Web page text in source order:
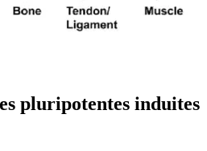
pluripotentes induites